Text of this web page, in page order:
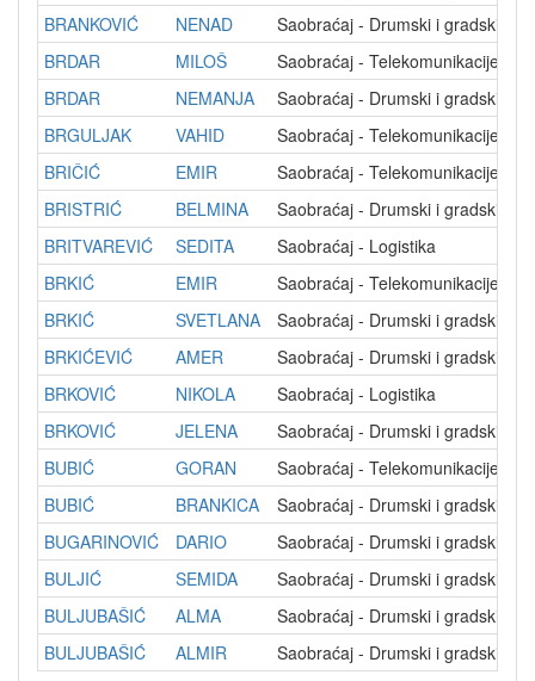
BRANKOVIĆ
NENAD
Saobraćaj - Drumski i gradski
BRDAR
MILOŠ
Saobraćaj - Telekomunikacije
BRDAR
NEMANJA
Saobraćaj - Drumski i gradski
BRGULJAK
VAHID
Saobraćaj - Telekomunikacije
BRIČIĆ
EMIR
Saobraćaj - Telekomunikacije
BRISTRIĆ
BELMINA
Saobraćaj - Drumski i gradski
BRITVAREVIĆ
SEDITA
Saobraćaj - Logistika
BRKIĆ
EMIR
Saobraćaj - Telekomunikacije i
BRKIĆ
SVETLANA
Saobraćaj - Drumski i gradski
BRKIĆEVIĆ
AMER
Saobraćaj - Drumski i gradski
BRKOVIĆ
NIKOLA
Saobraćaj - Logistika
BRKOVIĆ
JELENA
Saobraćaj - Drumski i gradski
BUBIĆ
GORAN
Saobraćaj - Telekomunikacije
BUBIĆ
BRANKICA
Saobraćaj - Drumski i gradski
BUGARINOVIĆ
DARIO
Saobraćaj - Drumski i gradski
BULJIĆ
SEMIDA
Saobraćaj - Drumski i gradski
BULJUBAŠIĆ
ALMA
Saobraćaj - Drumski i gradski
BULJUBAŠIĆ
ALMIR Saobraćaj - Drumski i gradski